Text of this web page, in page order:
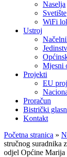
Naselja
Svetište
WiFi
Ustroj
Mjesni
Projekti
EU
Proračun
Bistrički
Kontakt
Početna stranica »
stručnog suradnika
odjel Općine Marija